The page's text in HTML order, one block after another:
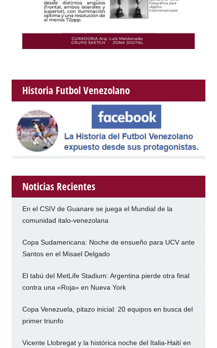
Historia Futbol Venezolano
Noticias Recientes
En el CSIV de Guanare se juega el Mundial de la
comunidad italo-venezolana
Copa Sudamericana: Noche de ensueño para UCV ante
Santos en el Misael Delgado
El tabú del MetLife Stadium: Argentina pierde otra final
contra una «Roja» en Nueva York
Copa Venezuela, pitazo inicial: 20 equipos en busca del
primer triunfo
Vicente Llobregat y la histórica noche del Italia-Haití en